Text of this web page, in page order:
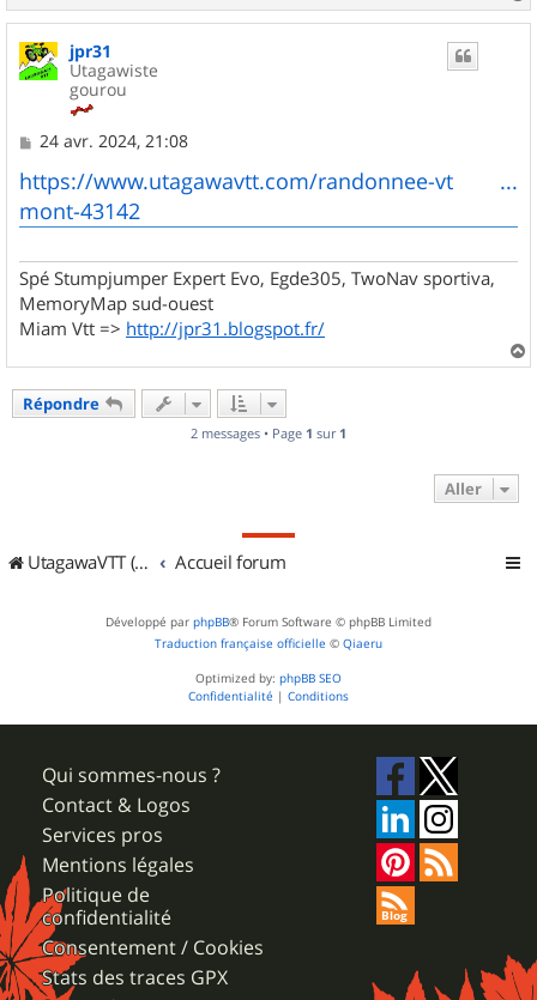
a
u
jpr31
Utagawiste
gourou
M
s
s
a
g
24 avr. 2024, 21:08
https://www.utagawavtt.com/randonnee-vt ...
mont-43142
Spé Stumpjumper Expert Evo, Egde305, TwoNav sportiva,
MemoryMap sud-ouest
Miam Vtt => http://jpr31.blogspot.fr/
a
Répondre
2 messages • Page 1 sur 1
Aller
UtagawaVTT (Randos VTT et VTTAE avec traces GPS) Accueil forum
Développé par phpBB® Forum Software © phpBB Limited
Traduction française officielle © Qiaeru
Optimized by: phpBB SEO
Confidentialité | Conditions
Qui sommes-nous ?
Contact & Logos
Services pros
Mentions légales
Politique de
confidentialité
Consentement / Cookies
Stats des traces GPX